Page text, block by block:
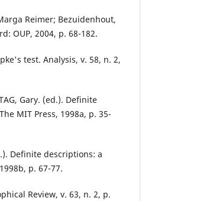
Reimer; Bezuidenhout,
OUP, 2004, p. 68-182.
test. Analysis, v. 58, n. 2,
Gary. (ed.). Definite
MIT Press, 1998a, p. 35-
Definite descriptions: a
p. 67-77.
Review, v. 63, n. 2, p.